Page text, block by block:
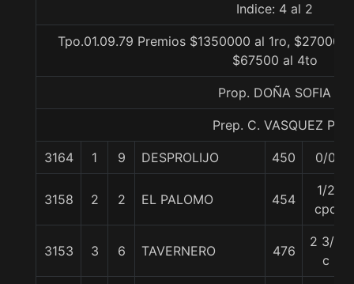
Indice: 4 al 2
Tpo.01.09.79 Premios $1350000 al 1ro,
$67500 al 4to
Prop. DOÑA SOFIA
Prep. C. VASQUEZ P.
3164 1 9 DESPROLIJO 450 0/0
3158 2 2 EL PALOMO 454
1/2
cpo
3153 3 6 TAVERNERO 476
2 3/4
c